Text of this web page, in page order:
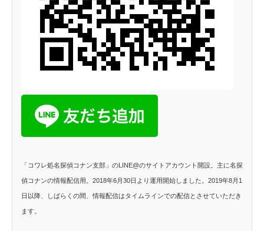
「コワレ処名探偵コナン支部」のLINE@のサイトアカウント開設。主に名探
偵コナンの情報配信用。2018年6月30日より運用開始しました。2019年8月1
日以降、しばらくの間、情報配信はタイムラインでの配信とさせていただき
ます。